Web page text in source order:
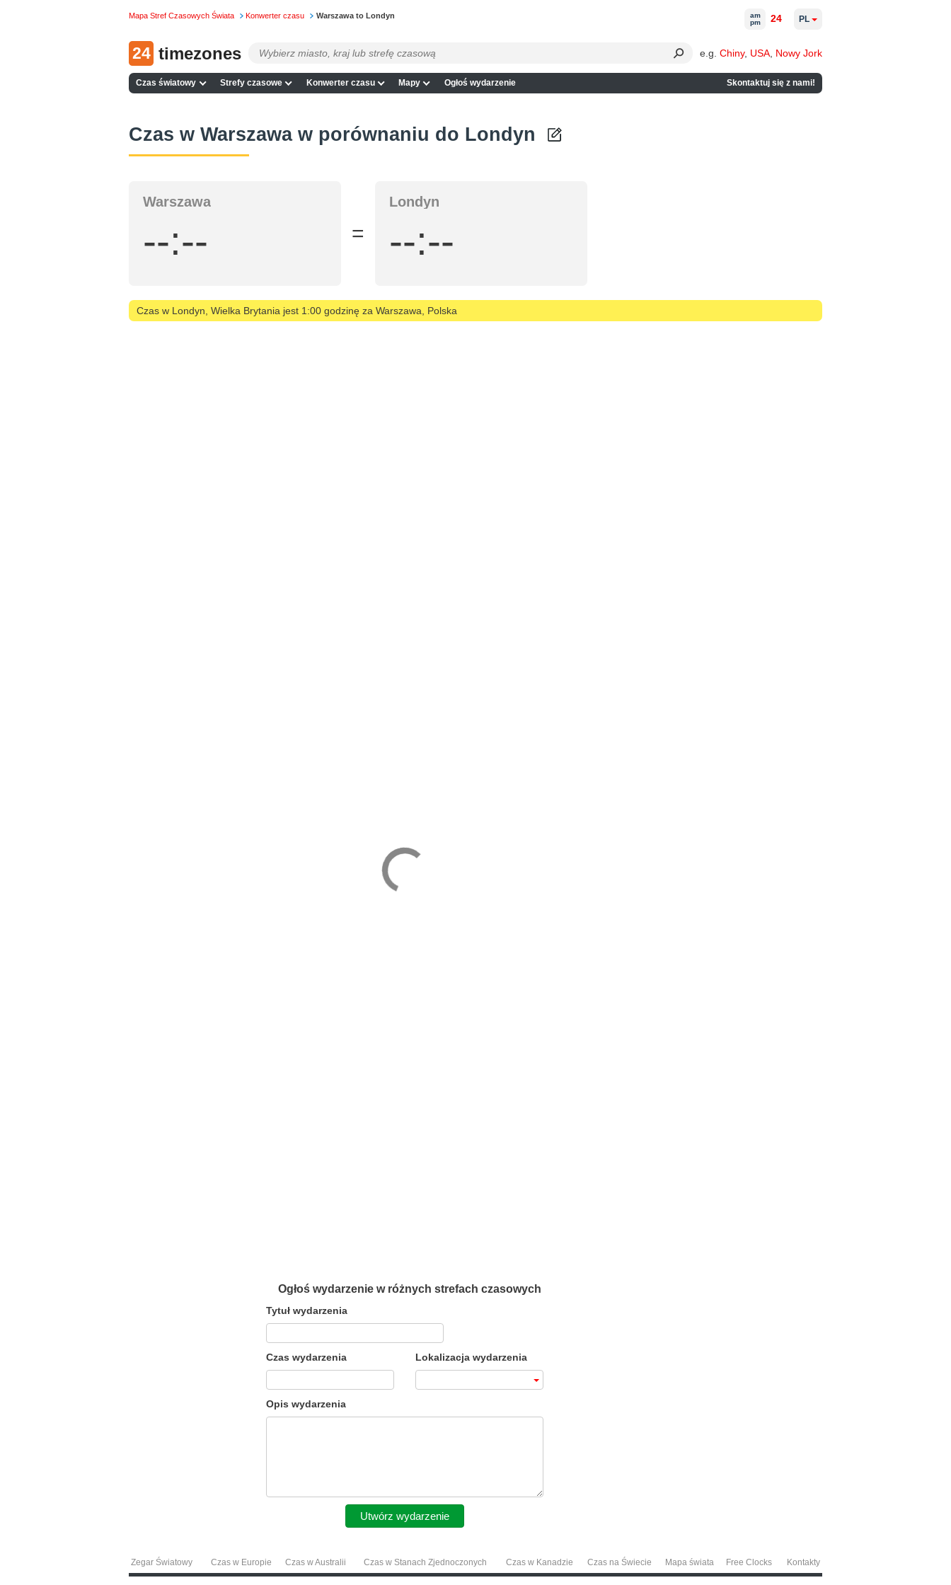
Mapa Stref Czasowych Świata Konwerter czasu Warszawa to Londyn
24 timezones e.g. Chiny, USA Nowy Jork
Czas światowy Strefy czasowe Konwerter czasu Mapy Ogłoś wydarzenie Skontaktuj się z nami!
am
pm
24 PL
Czas w Warszawa w porównaniu do Londyn
Warszawa
--:-- =
Londyn
--:--
Czas w Londyn, Wielka Brytania jest 1:00 godzinę za Warszawa, Polska
Ogłoś wydarzenie w różnych strefach czasowych
Tytuł wydarzenia
Czas wydarzenia Lokalizacja wydarzenia
Opis wydarzenia
Utwórz wydarzenie
Zegar Światowy Czas w Europie Czas w Australii Czas w Stanach Zjednoczonych Czas w Kanadzie Czas na Świecie Mapa świata Free Clocks Kontakty